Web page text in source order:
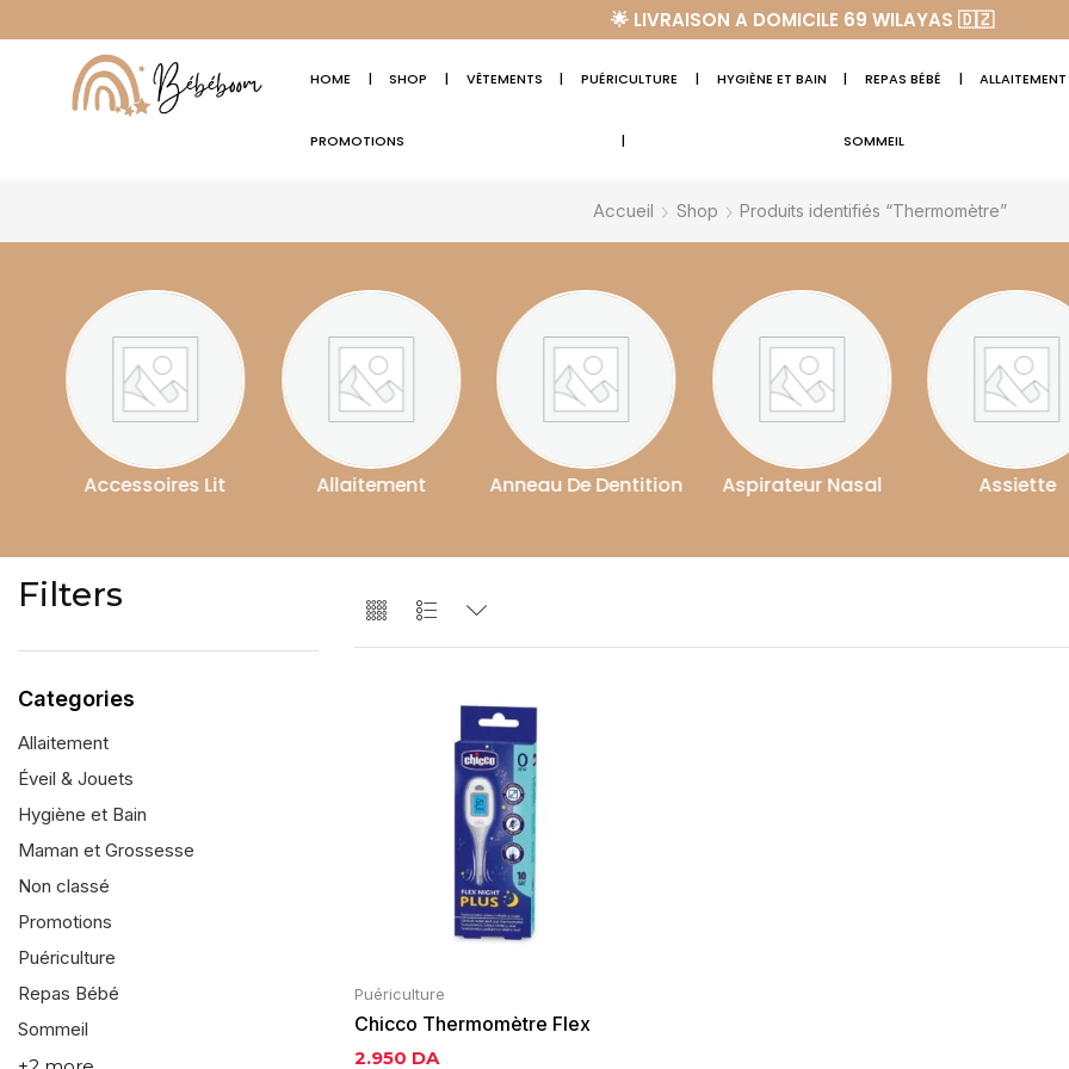
🌟 LIVRAISON A DOMICILE 69 WILAYAS 🇩🇿
HOME | SHOP | VÊTEMENTS | PUÉRICULTURE | HYGIÈNE ET BAIN | REPAS BÉBÉ | ALLAITEMENT
PROMOTIONS | SOMMEIL
Accueil Shop Produits identifiés “Thermomètre”
Lit Allaitement Anneau De Dentition Aspirateur Nasal Assiette
Filters
Categories
Allaitement
Éveil & Jouets
Hygiène et Bain
Maman et Grossesse
Non classé
Promotions
Puériculture
Repas Bébé
Sommeil
Puériculture
Chicco Thermomètre Flex
Night Plus
2.950 DA